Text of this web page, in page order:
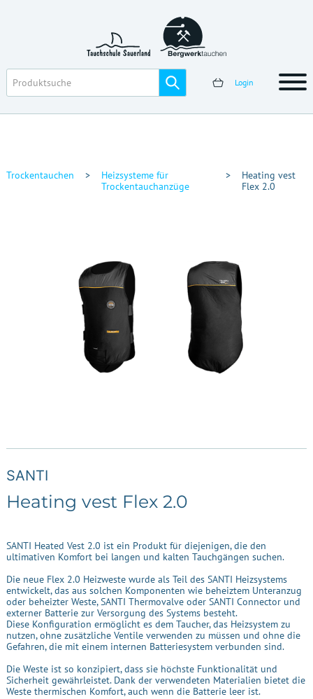
Login
Trockentauchen >
Heizsysteme für
Trockentauchanzüge
>
Heating vest
Flex 2.0
SANTI
Heating vest Flex 2.0
SANTI Heated Vest 2.0 ist ein Produkt für diejenigen, die den
ultimativen Komfort bei langen und kalten Tauchgängen suchen.
Die neue Flex 2.0 Heizweste wurde als Teil des SANTI Heizsystems
entwickelt, das aus solchen Komponenten wie beheiztem Unteranzug
oder beheizter Weste, SANTI Thermovalve oder SANTI Connector und
externer Batterie zur Versorgung des Systems besteht.
Diese Konfiguration ermöglicht es dem Taucher, das Heizsystem zu
nutzen, ohne zusätzliche Ventile verwenden zu müssen und ohne die
Gefahren, die mit einem internen Batteriesystem verbunden sind.
Die Weste ist so konzipiert, dass sie höchste Funktionalität und
Sicherheit gewährleistet. Dank der verwendeten Materialien bietet die
Weste thermischen Komfort, auch wenn die Batterie leer ist.